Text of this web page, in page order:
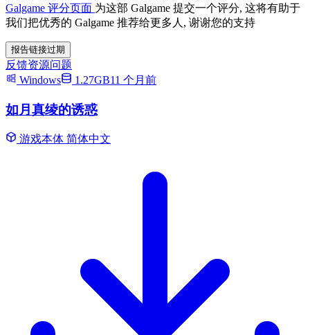
Galgame 评分页面 为这部 Galgame 提交一个评分, 这将有助于
我们把优秀的 Galgame 推荐给更多人, 谢谢您的支持
报告链接过期
反馈资源问题
Windows
1.27GB11 个月前
如月真绫的诱惑
游戏本体 简体中文